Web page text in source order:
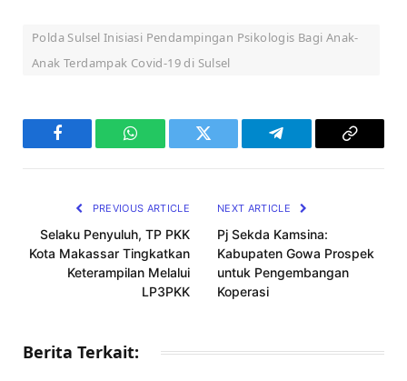
Polda Sulsel Inisiasi Pendampingan Psikologis Bagi Anak-
Anak Terdampak Covid-19 di Sulsel
Facebook WhatsAppTwitter Telegram
Copy
PREVIOUS ARTICLE
Selaku Penyuluh, TP PKK
Kota Makassar Tingkatkan
Keterampilan Melalui
LP3PKK
NEXT ARTICLE
Pj Sekda Kamsina:
Kabupaten Gowa Prospek
untuk Pengembangan
Koperasi
Berita Terkait: